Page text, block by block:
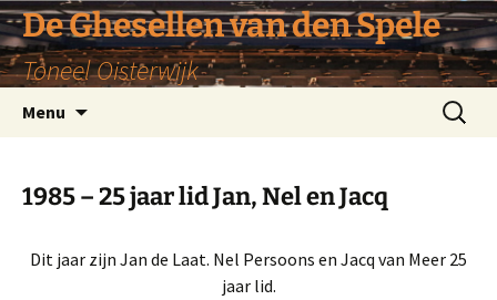
De Ghesellen van den Spele
Toneel Oisterwijk
Menu
Zoeken
naar:
1985 – 25 jaar lid Jan, Nel en Jacq
Dit jaar zijn Jan de Laat. Nel Persoons en Jacq van Meer 25
jaar lid.